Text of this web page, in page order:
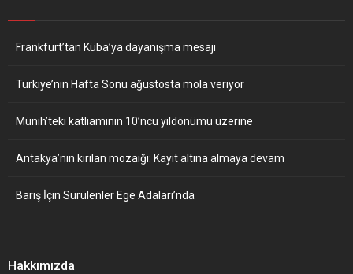
Frankfurt’tan Küba’ya dayanışma mesajı
Türkiye’nin Hafta Sonu ağustosta mola veriyor
Münih’teki katliamının 10’ncu yıldönümü üzerine
Antakya’nın kırılan mozaiği: Kayıt altına almaya devam
Barış İçin Sürülenler Ege Adaları’nda
Hakkımızda